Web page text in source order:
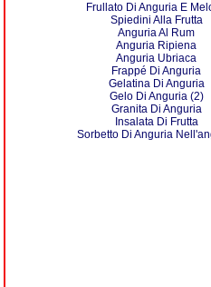
Frullato Di Anguria E
Spiedini Alla Frutta
Anguria Al Rum
Anguria Ripiena
Anguria Ubriaca
Frappé Di Anguria
Gelatina Di Anguria
Gelo Di Anguria (2)
Granita Di Anguria
Insalata Di Frutta
Sorbetto Di Anguria